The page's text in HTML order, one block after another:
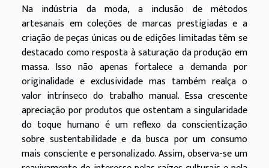
Na indústria da moda, a inclusão de métodos
artesanais em coleções de marcas prestigiadas e a
criação de peças únicas ou de edições limitadas têm se
destacado como resposta à saturação da produção em
massa. Isso não apenas fortalece a demanda por
originalidade e exclusividade mas também realça o
valor intrínseco do trabalho manual. Essa crescente
apreciação por produtos que ostentam a singularidade
do toque humano é um reflexo da conscientização
sobre sustentabilidade e da busca por um consumo
mais consciente e personalizado. Assim, observa-se um